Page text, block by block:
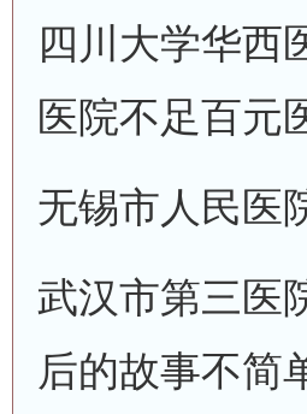
四川大学华西
医院不足百元
无锡市人民医
武汉市第三医
后的故事不简